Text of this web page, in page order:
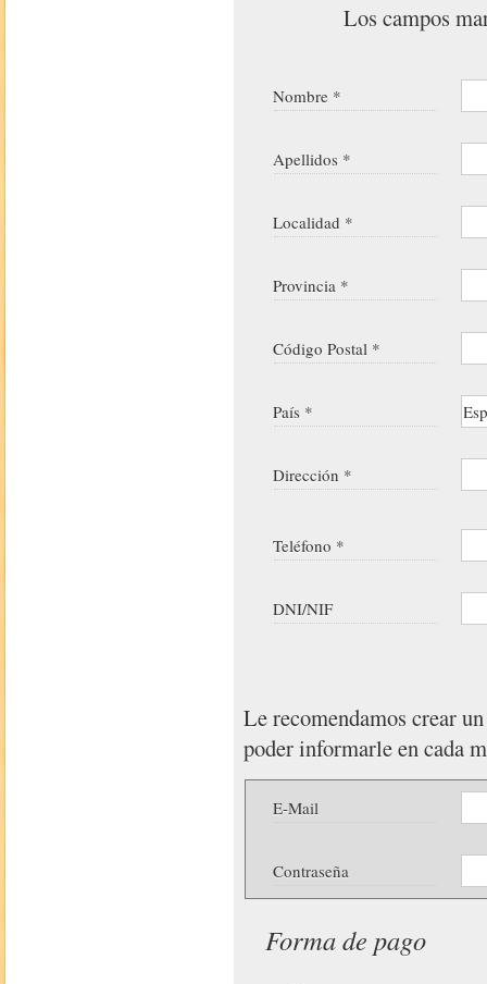
Los campos
Nombre *
Apellidos *
Localidad *
Provincia *
Código Postal *
País *
Dirección *
Teléfono *
DNI/NIF
Le recomendamos crear
poder informarle en cada
E-Mail
Contraseña
Forma de pago